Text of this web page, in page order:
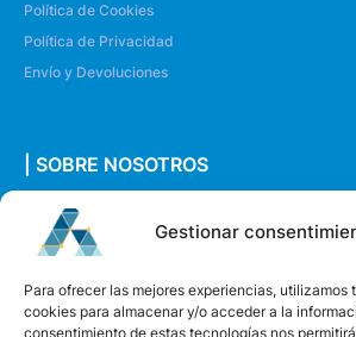
Gestionar
Para ofrecer las mejores experiencias, utilizamos
cookies para almacenar y/o acceder a la
consentimiento de estas tecnologías nos
Política de Cookies
Política de Privacidad
Envío y Devoluciones
| SOBRE NOSOTROS
Quiénes somos
Envíanos un mensaje